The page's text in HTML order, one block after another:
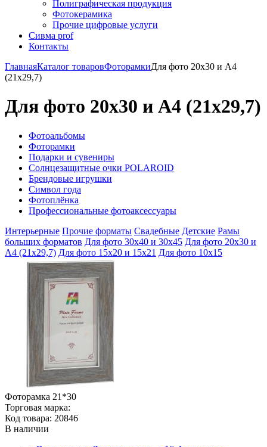
Полиграфическая продукция
Фотокерамика
Прочие цифровые услуги
Сивма prof
Контакты
ГлавнаяКаталог товаровФоторамкиДля фото 20х30 и А4
(21х29,7)
Для фото 20х30 и А4 (21х29,7)
Фотоальбомы
Фоторамки
Подарки и сувениры
Солнцезащитные очки POLAROID
Брендовые игрушки
Символ года
Фотоплёнка
Профессиональные фотоаксессуары
Интерьерные Прочие форматы Свадебные Детские Рамы
больших форматов Для фото 30х40 и 30х45 Для фото 20х30 и
А4 (21х29,7) Для фото 15х20 и 15х21 Для фото 10х15
Фоторамка 21*30
Торговая марка:
Код товара: 20846
В наличии